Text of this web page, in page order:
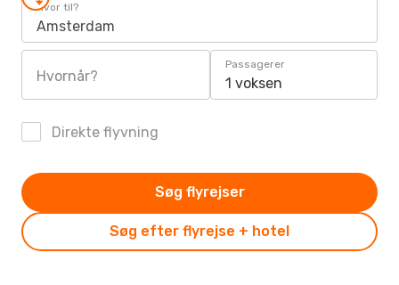
Hvor til?
Amsterdam
Hvornår?
Passagerer
1 voksen
Direkte flyvning
Søg efter flyrejse + hotel
Søg flyrejser